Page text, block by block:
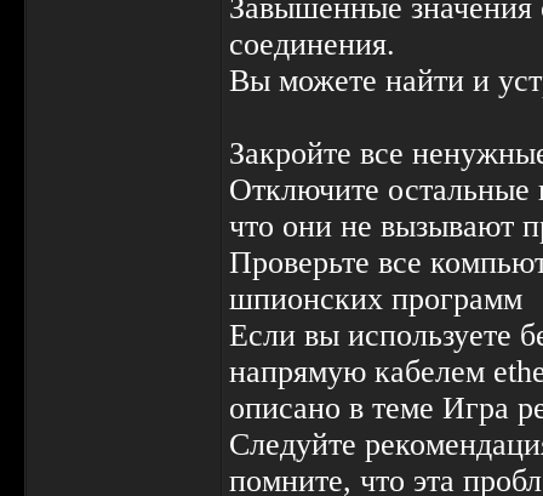
Завышенные значения
соединения.
Вы можете найти и
Закройте все
Отключите
что они не вызывают
Проверьте все
шпионских программ
Если вы используете
напрямую кабелем
описано в теме Игра
Следуйте
помните, что эта